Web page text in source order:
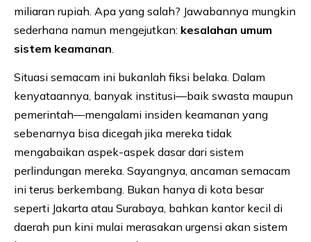
miliaran rupiah. Apa yang salah? Jawabannya mungkin
sederhana namun mengejutkan: kesalahan umum
sistem keamanan
Situasi semacam ini bukanlah fiksi belaka. Dalam
kenyataannya, banyak institusi—baik swasta maupun
pemerintah—mengalami insiden keamanan yang
sebenarnya bisa dicegah jika mereka tidak
mengabaikan aspek-aspek dasar dari sistem
perlindungan mereka. Sayangnya, ancaman semacam
ini terus berkembang. Bukan hanya di kota besar
seperti Jakarta atau Surabaya, bahkan kantor kecil di
daerah pun kini mulai merasakan urgensi akan sistem